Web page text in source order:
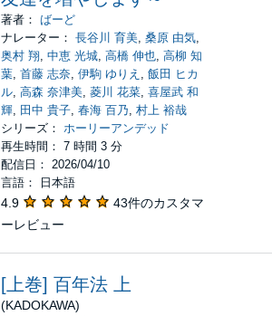
著者：ばーど
ナレーター：長谷川 育美,桑原 由気,
奥村 翔,中恵 光城,高橋 伸也,高柳 知
葉,首藤 志奈,伊駒 ゆりえ ,飯田 ヒカ
ル,高森 奈津美,菱川 花菜,喜屋武 和
輝, 田中 貴子,春海 百乃,村上 裕哉
シリーズ：ホーリーアンデッド
再生時間： 7 時間 3 分
配信日： 2026/04/10
言語： 日本語
4.9
43件のカスタマ
ーレビュー
[上巻] 百年法 上
(KADOKAWA)